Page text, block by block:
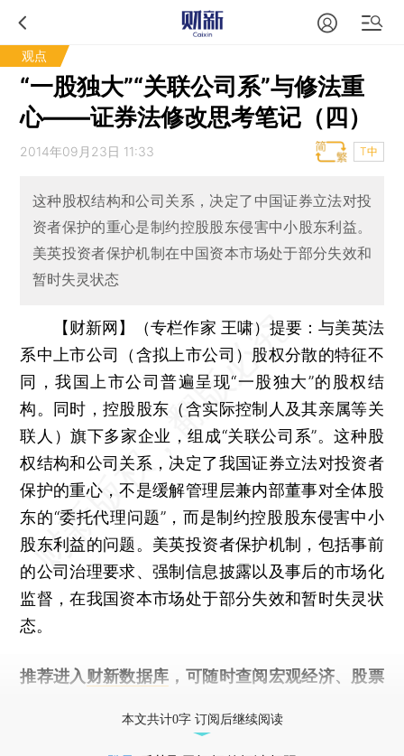
观点
“一股独大”“关联公司系”与修法重
心——证券法修改思考笔记（四）
2014年09月23日 11:33 T中
这种股权结构和公司关系，决定了中国证券立法对投
资者保护的重心是制约控股股东侵害中小股东利益。
美英投资者保护机制在中国资本市场处于部分失效和
暂时失灵状态
【财新网】（专栏作家 王啸）提要：与美英法
系中上市公司（含拟上市公司）股权分散的特征不
同，我国上市公司普遍呈现“一股独大”的股权结
构。同时，控股股东（含实际控制人及其亲属等关
联人）旗下多家企业，组成“关联公司系”。这种股
权结构和公司关系，决定了我国证券立法对投资者
保护的重心，不是缓解管理层兼内部董事对全体股
东的“委托代理问题”，而是制约控股股东侵害中小
股东利益的问题。美英投资者保护机制，包括事前
的公司治理要求、强制信息披露以及事后的市场化
监督，在我国资本市场处于部分失效和暂时失灵状
态。
推荐进入 财新数据库 ，可随时查阅宏观经济、股票
本文共计0字 订阅后继续阅读